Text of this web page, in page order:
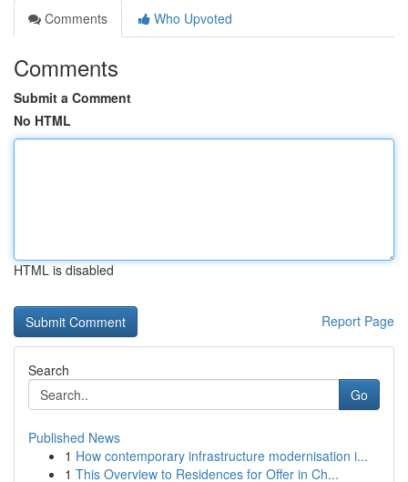
Comments
Who Upvoted
Comments
Submit a Comment
No HTML
HTML is disabled
Report Page
Search
Go
Published News
1 How contemporary infrastructure modernisation i...
1 This Overview to Residences for Offer in Ch...